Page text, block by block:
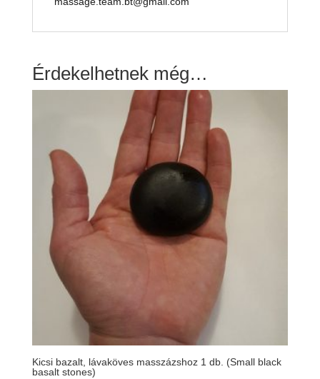
Érdekelhetnek még…
Kicsi bazalt, lávaköves masszázshoz 1 db. (Small black
basalt stones)